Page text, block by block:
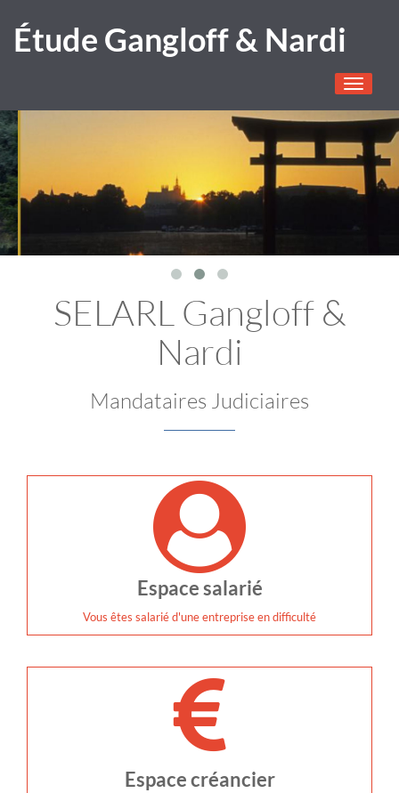
Étude Gangloff & Nardi
Toggle
SELARL Gangloff &
Nardi
Mandataires Judiciaires
Espace salarié
Vous êtes salarié d'une entreprise en difficulté
Espace créancier